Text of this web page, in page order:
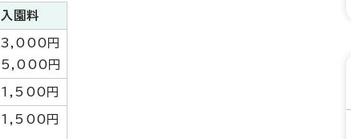
入園料
3,000円
5,000円
1,500円
1,500円